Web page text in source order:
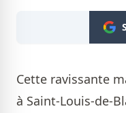
Cette ravissante
à Saint-Louis-de-